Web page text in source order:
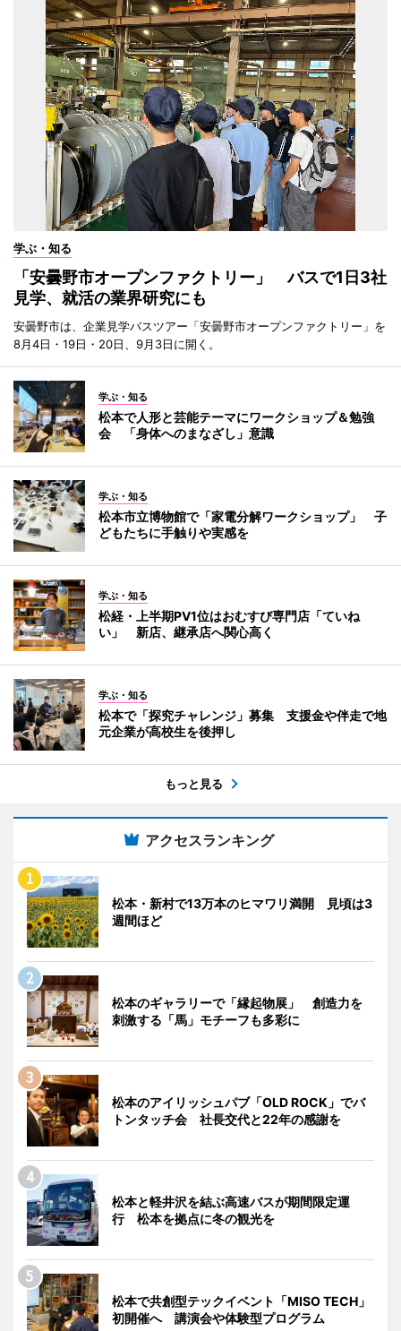
学ぶ・知る
「安曇野市オープンファクトリー」 バスで1日3社
見学、就活の業界研究にも
安曇野市は、企業見学バスツアー「安曇野市オープンファクトリー」を
8月4日・19日・20日、9月3日に開く。
学ぶ・知る
松本で人形と芸能テーマにワークショップ＆勉強
会 「身体へのまなざし」意識
学ぶ・知る
松本市立博物館で「家電分解ワークショップ」 子
どもたちに手触りや実感を
学ぶ・知る
松経・上半期PV1位はおむすび専門店「ていね
い」 新店、継承店へ関心高く
学ぶ・知る
松本で「探究チャレンジ」募集 支援金や伴走で地
元企業が高校生を後押し
もっと見る
アクセスランキング
松本・新村で13万本のヒマワリ満開 見頃は3
週間ほど
松本のギャラリーで「縁起物展」 創造力を
刺激する「馬」モチーフも多彩に
松本のアイリッシュパブ「OLD ROCK」でバ
トンタッチ会 社長交代と22年の感謝を
松本と軽井沢を結ぶ高速バスが期間限定運
行 松本を拠点に冬の観光を
松本で共創型テックイベント「MISO TECH」
初開催へ 講演会や体験型プログラム